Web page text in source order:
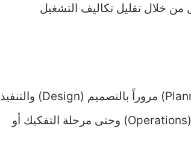
من خلال تقليل تكاليف التشغيل
الاستدامة تبدأ من لحظة التخطيط الأولي (Planning) مروراً بالتصميم (Design) والتنفيذ
(Construction)، وصولاً إلى الإدارة والتشغيل (Operations) وحتى مرحلة التفكيك أو